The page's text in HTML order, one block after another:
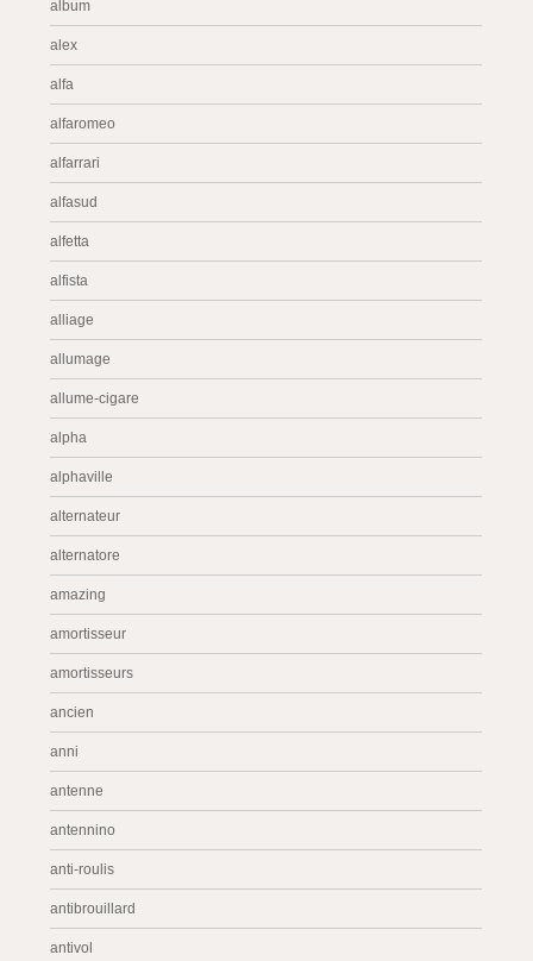
album
alex
alfa
alfaromeo
alfarrari
alfasud
alfetta
alfista
alliage
allumage
allume-cigare
alpha
alphaville
alternateur
alternatore
amazing
amortisseur
amortisseurs
ancien
anni
antenne
antennino
anti-roulis
antibrouillard
antivol